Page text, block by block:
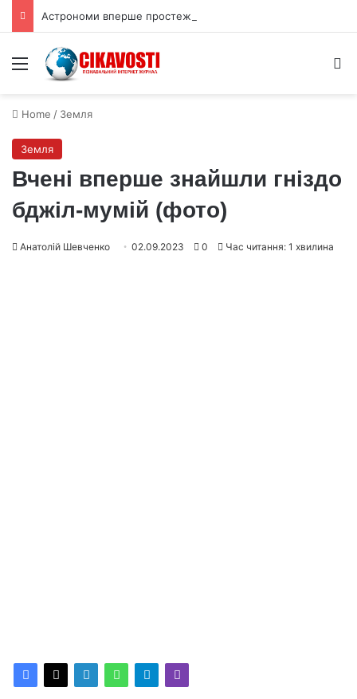
Menu
Home / Земля
Земля
Вчені вперше знайшли гніздо
бджіл-мумій (фото)
Анатолій Шевченко 02.09.2023 0 Час читання: 1 хвилина